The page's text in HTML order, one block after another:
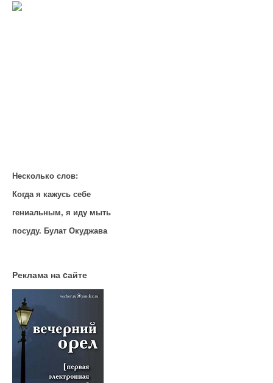
Несколько слов:
Когда я кажусь себе
гениальным, я иду мыть
посуду. Булат Окуджава
Реклама на cайте